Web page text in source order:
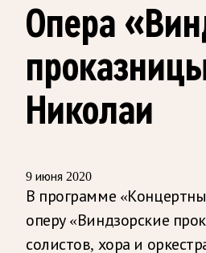
Опера
Николаи
9 июня 2020
В программе
оперу «Виндзорские
солистов, хора и